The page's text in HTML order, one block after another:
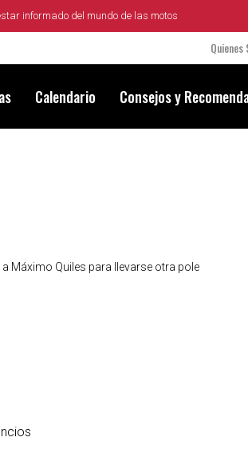
informado del mundo de las motos
Quienes
Calendario Consejos y